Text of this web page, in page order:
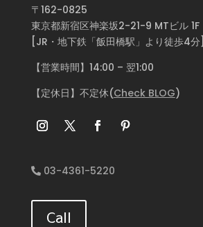
〒162-0825
東京都新宿区神楽坂2-21-9 MTビル 1F
[JR・地下鉄「飯田橋駅」より徒歩4分]
【営業時間】14:00 – 翌1:00
【定休日】不定休(Check BLOG)
03-4361-5220
Call